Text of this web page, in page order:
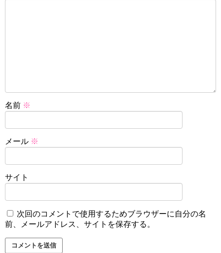
名前 ※
メール ※
サイト
次回のコメントで使用するためブラウザーに自分の名
前、メールアドレス、サイトを保存する。